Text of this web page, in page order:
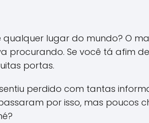
lugar do mundo? O
procurando. Se você tá afim
portas.
perdido com tantas
por isso, mas poucos